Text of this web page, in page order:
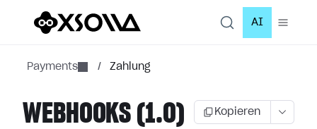
AI
Payments / Zahlung
WEBHOOKS (1.0) Kopieren